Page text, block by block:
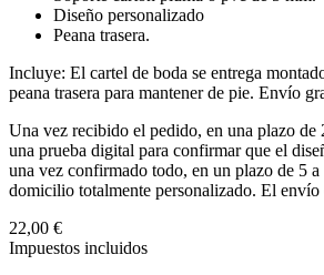
Diseño personalizado
Peana trasera.
Incluye: El cartel de boda se entrega
peana trasera para mantener de pie. Envío
Una vez recibido el pedido, en una plazo de
una prueba digital para confirmar que el
una vez confirmado todo, en un plazo de 5
domicilio totalmente personalizado. El envío
22,00 €
Impuestos incluidos